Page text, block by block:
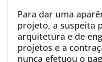
Para dar uma
projeto, a suspeita
arquitetura e de
projetos e a
nunca efetuou o